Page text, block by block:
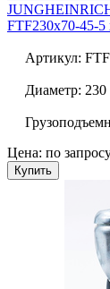
FTF230x70-45-5
Артикул:
Диаметр:
Цена: по
Купить